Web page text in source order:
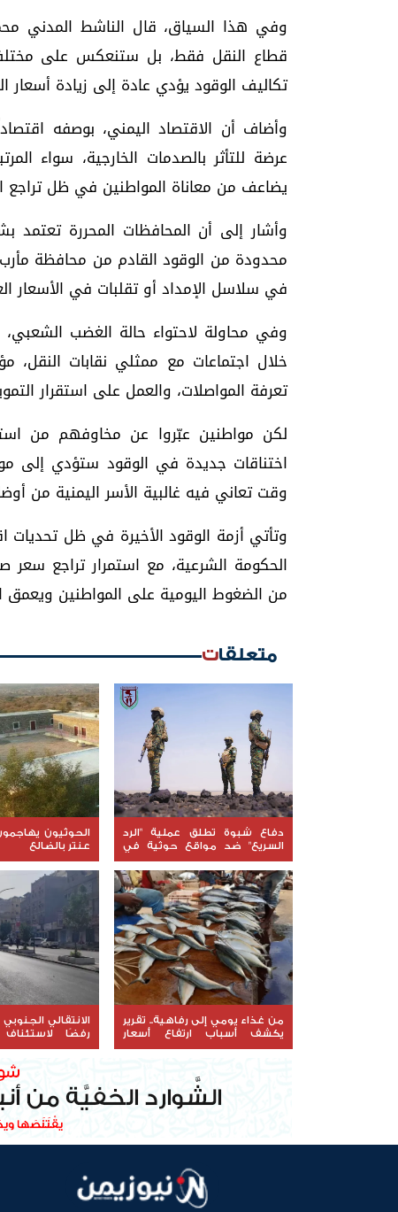
وفي هذا السياق، قال الناشط المدني
قطاع النقل فقط، بل ستنعكس على مختلف
تكاليف الوقود يؤدي عادة إلى زيادة أسعار
وأضاف أن الاقتصاد اليمني، بوصفه
عرضة للتأثر بالصدمات الخارجية، سواء
يضاعف من معاناة المواطنين في ظل تراجع
وأشار إلى أن المحافظات المحررة
محدودة من الوقود القادم من محافظة
في سلاسل الإمداد أو تقلبات في الأسعار
وفي محاولة لاحتواء حالة الغضب
خلال اجتماعات مع ممثلي نقابات النقل،
تعرفة المواصلات، والعمل على استقرار
لكن مواطنين عبّروا عن مخاوفهم من
اختناقات جديدة في الوقود ستؤدي إلى
وقت تعاني فيه غالبية الأسر اليمنية من
وتأتي أزمة الوقود الأخيرة في ظل
الحكومة الشرعية، مع استمرار تراجع سعر
من الضغوط اليومية على المواطنين ويعمق
متعلقات
دفاع شبوة تطلق عملية "الرد
السريع" ضد مواقع حوثية في
حريب
الحوثيون
عنتر بالضالع
من غذاء يومي إلى رفاهية.. تقرير
يكشف أسباب ارتفاع أسعار
السمك في عدن
الانتقالي
رفضًا
حضرموت